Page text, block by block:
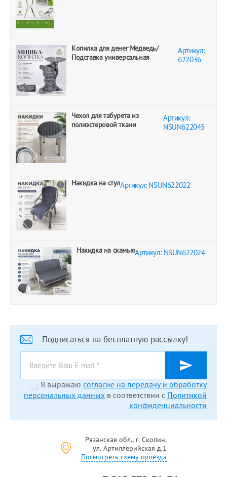
Копилка для денег Медведь/
Подставка универсальная
Артикул:
622036
Чехол для табурета из
полиэстеровой ткани
Артикул:
NSUN622045
Накидка на стулАртикул: NSUN622022
Накидка на скамьюАртикул: NSUN622024
Подписаться на бесплатную рассылку!
Я выражаю согласие на передачу и обработку
персональных данных в соответствии с Политикой
конфиденциальности
Рязанская обл., г. Скопин,
ул. Артиллерийская д.1
Посмотреть схему проезда